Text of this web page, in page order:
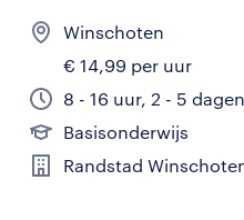
Winschoten
€ 14,99 per uur
8 - 16 uur, 2 - 5
Basisonderwijs
Randstad